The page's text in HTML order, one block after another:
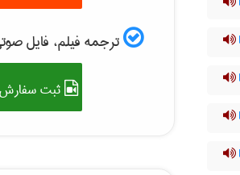
ترجمه فیلم، فایل
ثبت